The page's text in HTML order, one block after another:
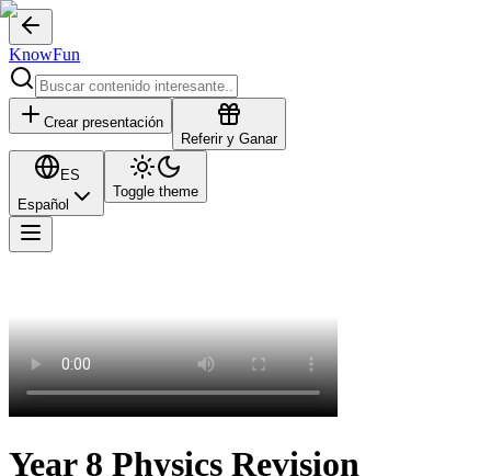
KnowFun
Crear presentación
Referir y Ganar
ES
Español
Toggle theme
Year 8 Physics Revision